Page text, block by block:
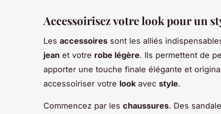
Accessoirisez votre look pour un
Les accessoires sont les alliés
jean et votre robe légère. Ils permettent de
apporter une touche finale élégante et
accessoiriser votre look avec style.
Commencez par les chaussures. Des